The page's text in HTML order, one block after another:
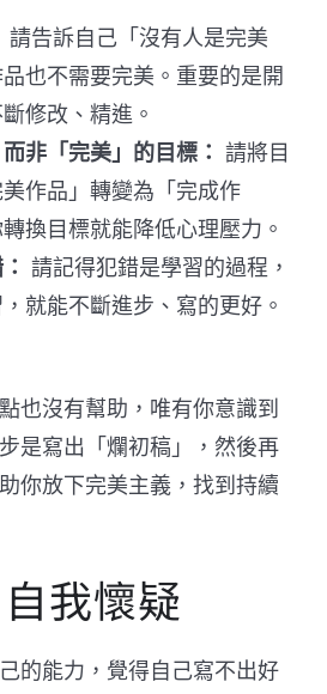
請告訴自己「沒有人是完美
也不需要完美。重要的是開
修改、精進。
非「完美」的目標： 請將目
作品」轉變為「完成作
換目標就能降低心理壓力。
請記得犯錯是學習的過程，
就能不斷進步、寫的更好。
也沒有幫助，唯有你意識到
是寫出「爛初稿」，然後再
你放下完美主義，找到持續
我懷疑
的能力，覺得自己寫不出好